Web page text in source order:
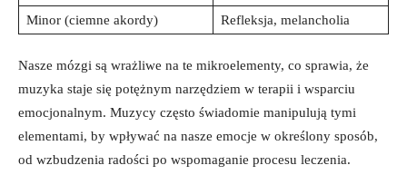
Minor (ciemne akordy)
Refleksja, melancholia
Nasze mózgi są wrażliwe na te mikroelementy, co sprawia, że
muzyka staje się potężnym narzędziem w terapii i wsparciu
emocjonalnym. Muzycy często świadomie manipulują tymi
elementami, by wpływać na nasze emocje w określony sposób,
od wzbudzenia radości po wspomaganie procesu leczenia.